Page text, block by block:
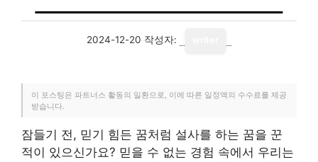
2024-12-20 작성자:
이 포스팅은 파트너스 활동의 일환으로, 이에 따른 일정액의 수수료를 제공
받습니다.
잠들기 전, 믿기 힘든 꿈처럼 설사를 하는 꿈을 꾼
적이 있으신가요? 믿을 수 없는 경험 속에서 우리는